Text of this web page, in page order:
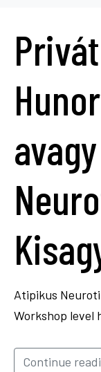
Atipikus
Workshop level
Continue